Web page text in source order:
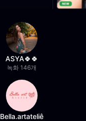
ASYA🍀🍀
녹화 146개
Bella.artateliê